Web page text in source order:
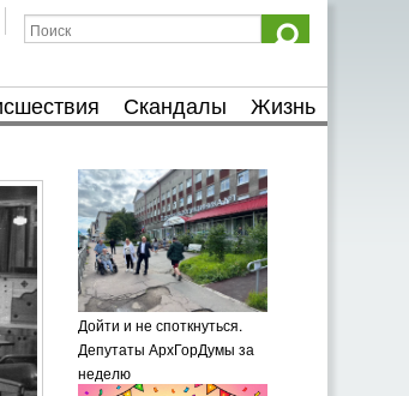
Скандалы Жизнь
Дойти и не споткнуться.
Депутаты АрхГорДумы за
неделю